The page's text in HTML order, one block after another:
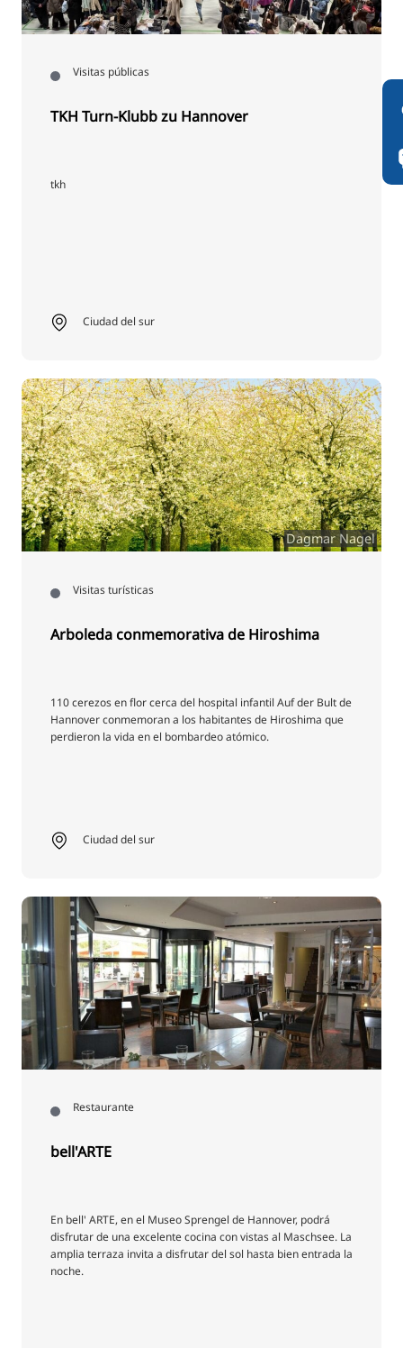
Visitas públicas
TKH Turn-Klubb zu Hannover
tkh
Ciudad del sur
Dagmar Nagel
Visitas turísticas
Arboleda conmemorativa de Hiroshima
110 cerezos en flor cerca del hospital infantil Auf der Bult de
Hannover conmemoran a los habitantes de Hiroshima que
perdieron la vida en el bombardeo atómico.
Ciudad del sur
Restaurante
bell'ARTE
En bell' ARTE, en el Museo Sprengel de Hannover, podrá
disfrutar de una excelente cocina con vistas al Maschsee. La
amplia terraza invita a disfrutar del sol hasta bien entrada la
noche.